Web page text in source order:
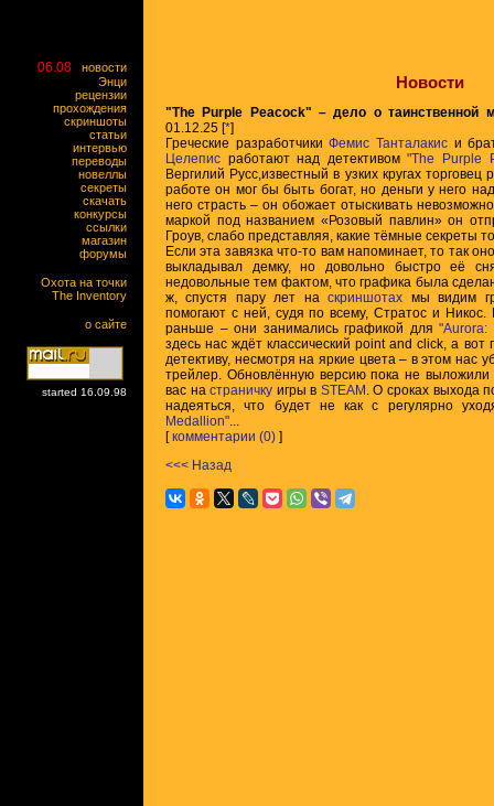
06.08
новости
Энци
рецензии
прохождения
скриншоты
статьи
интервью
переводы
новеллы
секреты
скачать
конкурсы
ссылки
магазин
форумы
Охота на точки
The Inventory
о сайте
started 16.09.98
Новости
"The Purple Peacock" – дело о таинственной
01.12.25 [*]
Греческие разработчикиФемис Танталакиси
Целепис работают над детективом"The Purple
Вергилий Русс,известный в узких кругах
работе он мог бы быть богат, но деньги у него
него страсть – он обожает отыскивать
маркой под названием «Розовый павлин» он
Гроув, слабо представляя, какие тёмные секреты
Если эта завязка что-то вам напоминает, то так
выкладывал демку, но довольно быстро её
недовольные тем фактом, что графика была
ж, спустя пару лет наскриншотах мы видим
помогают с ней, судя по всему, Стратос и Никос.
раньше – они занимались графикой для "Aurora:
здесь нас ждёт классический point and click, а вот
детективу, несмотря на яркие цвета – в этом нас
трейлер. Обновлённую версию пока не
вас настраничку игры в STEAM . О сроках выхода
надеяться, что будет не как с регулярно
Medallion"...
[комментарии (0) ]
<<< Назад